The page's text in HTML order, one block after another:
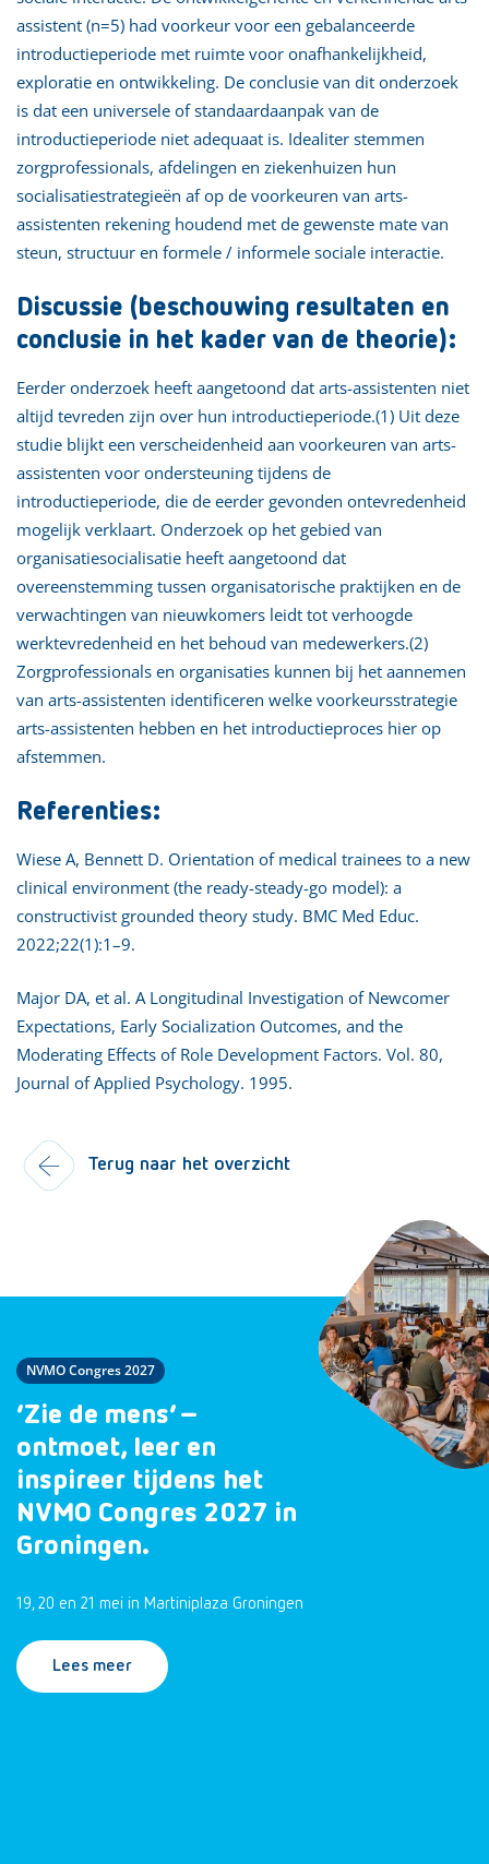
assistent (n=5) had voorkeur voor een gebalanceerde
introductieperiode met ruimte voor onafhankelijkheid,
exploratie en ontwikkeling. De conclusie van dit onderzoek
is dat een universele of standaardaanpak van de
introductieperiode niet adequaat is. Idealiter stemmen
zorgprofessionals, afdelingen en ziekenhuizen hun
socialisatiestrategieën af op de voorkeuren van arts-
assistenten rekening houdend met de gewenste mate van
steun, structuur en formele / informele sociale interactie.
Discussie (beschouwing resultaten en
conclusie in het kader van de theorie):
Eerder onderzoek heeft aangetoond dat arts-assistenten niet
altijd tevreden zijn over hun introductieperiode.(1) Uit deze
studie blijkt een verscheidenheid aan voorkeuren van arts-
assistenten voor ondersteuning tijdens de
introductieperiode, die de eerder gevonden ontevredenheid
mogelijk verklaart. Onderzoek op het gebied van
organisatiesocialisatie heeft aangetoond dat
overeenstemming tussen organisatorische praktijken en de
verwachtingen van nieuwkomers leidt tot verhoogde
werktevredenheid en het behoud van medewerkers.(2)
Zorgprofessionals en organisaties kunnen bij het aannemen
van arts-assistenten identificeren welke voorkeursstrategie
arts-assistenten hebben en het introductieproces hier op
afstemmen.
Referenties:
Wiese A, Bennett D. Orientation of medical trainees to a new
clinical environment (the ready-steady-go model): a
constructivist grounded theory study. BMC Med Educ.
2022;22(1):1–9.
Major DA, et al. A Longitudinal Investigation of Newcomer
Expectations, Early Socialization Outcomes, and the
Moderating Effects of Role Development Factors. Vol. 80,
Journal of Applied Psychology. 1995.
Terug naar het overzicht
NVMO Congres 2027
‘Zie de mens’ –
ontmoet, leer en
inspireer tijdens het
NVMO Congres 2027 in
Groningen.
19, 20 en 21 mei in Martiniplaza Groningen
Lees meer